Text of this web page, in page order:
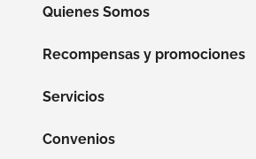
Quienes Somos
Recompensas y promociones
Servicios
Convenios